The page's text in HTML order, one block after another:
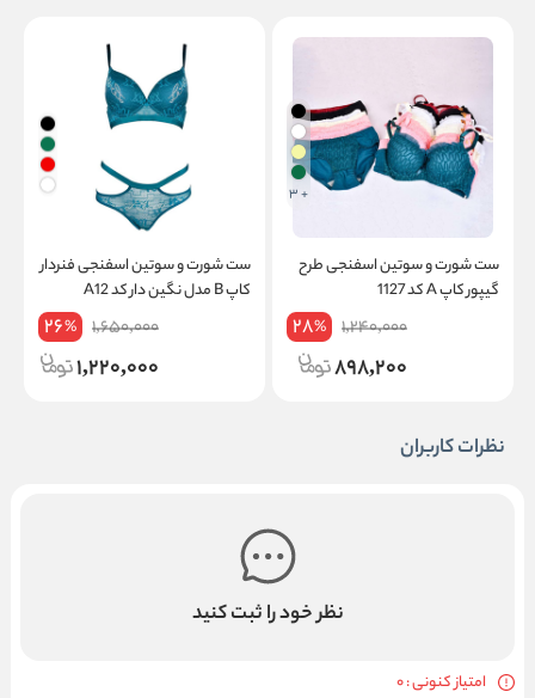
+ 3
ست شورت و سوتین اسفنجی طرح
گیپور کاپ A کد 1127
1,240,000
28%
898,200
ست شورت و سوتین اسفنجی فنردار
کاپ B مدل نگین دار کد A12
1,650,000
26%
1,220,000
نظرات کاربران
نظر خود را ثبت کنید
امتیاز کنونی : 0